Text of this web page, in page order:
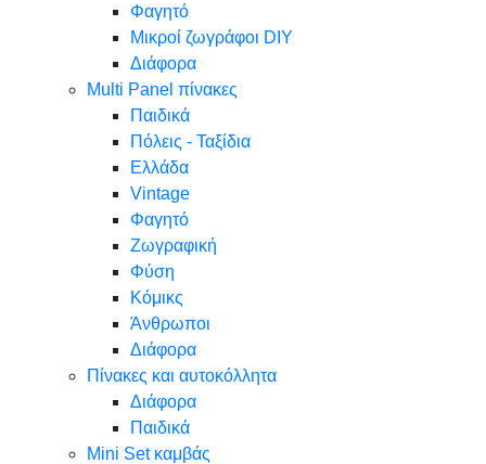
Φαγητό
Μικροί ζωγράφοι DIY
Διάφορα
Multi Panel πίνακες
Παιδικά
Πόλεις - Ταξίδια
Ελλάδα
Vintage
Φαγητό
Ζωγραφική
Φύση
Κόμικς
Άνθρωποι
Διάφορα
Πίνακες και αυτοκόλλητα
Διάφορα
Παιδικά
Mini Set καμβάς